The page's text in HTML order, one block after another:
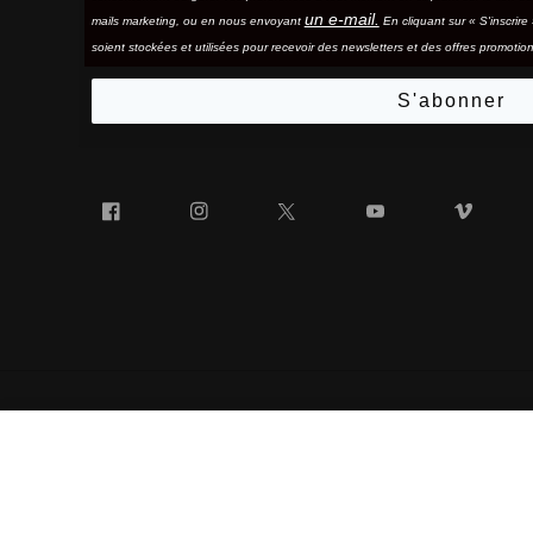
mails marketing, ou en nous envoyant un e-mail. En cliquant sur «
soient stockées et utilisées pour recevoir des newsletters et des offres
S'abonner
Facebook Instagram YouTube